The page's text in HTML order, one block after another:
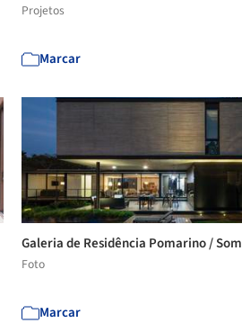
Projetos
Marcar
Galeria de Residência Pomarino /
Foto
Marcar